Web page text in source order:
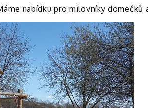
nabídku pro milovníky domečků